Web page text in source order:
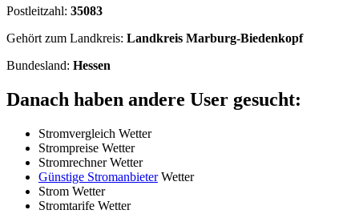
Postleitzahl: 35083
Gehört zum Landkreis: Landkreis Marburg-Biedenkopf
Bundesland: Hessen
Danach haben andere User gesucht:
Stromvergleich Wetter
Strompreise Wetter
Stromrechner Wetter
Günstige StromanbieterWetter
Strom Wetter
Stromtarife Wetter